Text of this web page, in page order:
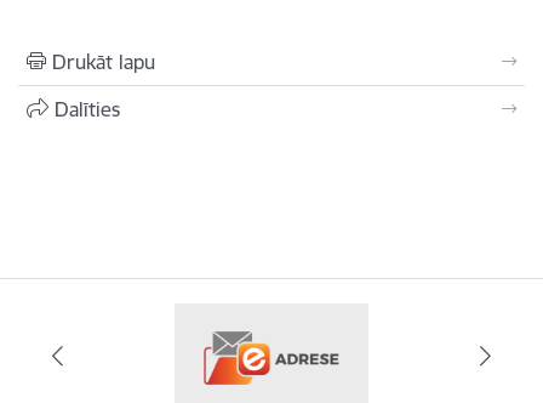
Drukāt lapu
Dalīties